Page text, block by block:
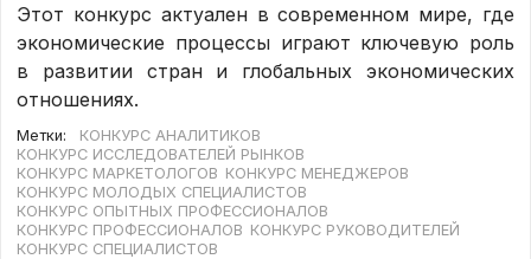
Этот конкурс актуален в современном мире, где
экономические процессы играют ключевую роль
в развитии стран и глобальных экономических
отношениях.
Метки:
КОНКУРС АНАЛИТИКОВ
КОНКУРС ИССЛЕДОВАТЕЛЕЙ РЫНКОВ
КОНКУРС МАРКЕТОЛОГОВ КОНКУРС МЕНЕДЖЕРОВ
КОНКУРС МОЛОДЫХ СПЕЦИАЛИСТОВ
КОНКУРС ОПЫТНЫХ ПРОФЕССИОНАЛОВ
КОНКУРС ПРОФЕССИОНАЛОВ КОНКУРС РУКОВОДИТЕЛЕЙ
КОНКУРС СПЕЦИАЛИСТОВ